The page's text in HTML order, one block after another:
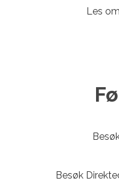
Les
Besøk